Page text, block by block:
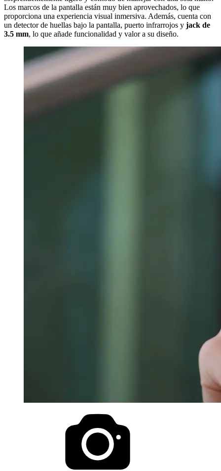
Los marcos de la pantalla están muy bien aprovechados, lo que
proporciona una experiencia visual inmersiva. Además, cuenta con
un detector de huellas bajo la pantalla, puerto infrarrojos y jack de
3.5 mm, lo que añade funcionalidad y valor a su diseño.